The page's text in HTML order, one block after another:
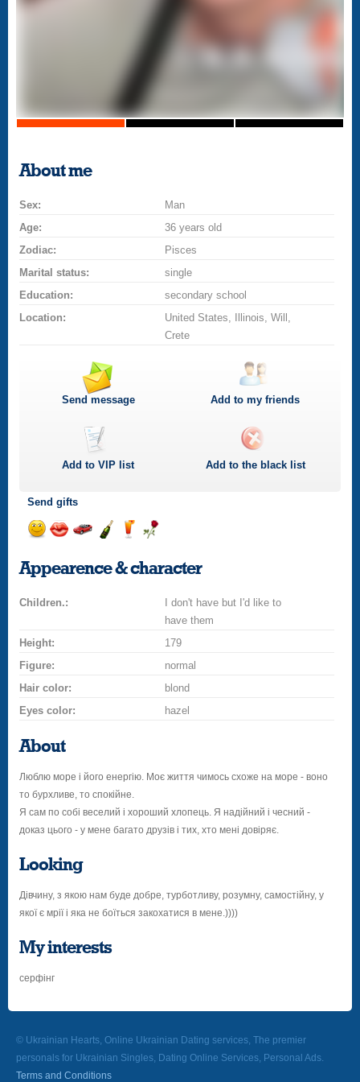
About me
Sex:
Man
Age:
36 years old
Zodiac:
Pisces
Marital status:
single
Education:
secondary school
Location:
United States, Illinois, Will,
Crete
Send message Add to my friends
Add toVIP list Add to the black list
Send gifts
smile
a
champagne
drinkflower
Appearence & character
Children.:
I don't have but I'd like to
have them
Height:
179
Figure:
normal
Hair color:
blond
Eyes color:
hazel
About
Люблю море і його енергію. Моє життя чимось схоже на море - воно
то бурхливе, то спокійне.
Я сам по собі веселий і хороший хлопець. Я надійний і чесний -
доказ цього - у мене багато друзів і тих, хто мені довіряє.
Looking
Дівчину, з якою нам буде добре, турботливу, розумну, самостійну, у
якої є мрії і яка не боїться закохатися в мене.))))
My interests
серфінг
© Ukrainian Hearts, Online Ukrainian Dating services, The premier
personals for Ukrainian Singles, Dating Online Services, Personal Ads.
Terms and Conditions